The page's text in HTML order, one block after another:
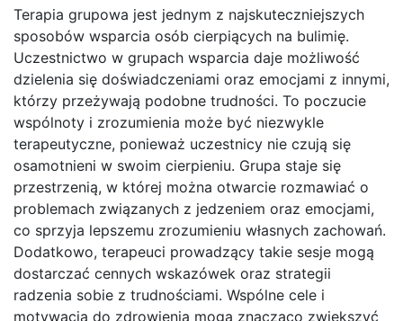
Terapia grupowa jest jednym z najskuteczniejszych
sposobów wsparcia osób cierpiących na bulimię.
Uczestnictwo w grupach wsparcia daje możliwość
dzielenia się doświadczeniami oraz emocjami z innymi,
którzy przeżywają podobne trudności. To poczucie
wspólnoty i zrozumienia może być niezwykle
terapeutyczne, ponieważ uczestnicy nie czują się
osamotnieni w swoim cierpieniu. Grupa staje się
przestrzenią, w której można otwarcie rozmawiać o
problemach związanych z jedzeniem oraz emocjami,
co sprzyja lepszemu zrozumieniu własnych zachowań.
Dodatkowo, terapeuci prowadzący takie sesje mogą
dostarczać cennych wskazówek oraz strategii
radzenia sobie z trudnościami. Wspólne cele i
motywacja do zdrowienia mogą znacząco zwiększyć